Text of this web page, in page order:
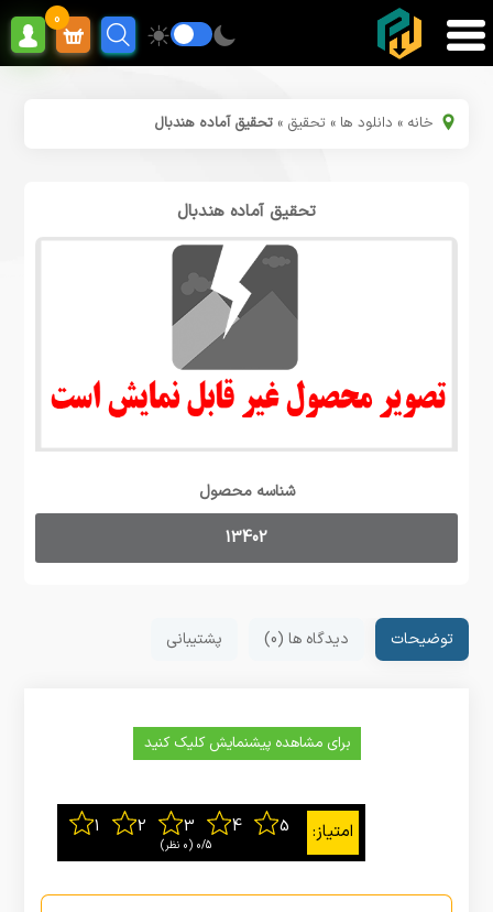
0
خانه » دانلود ها » تحقیق »تحقیق آماده هندبال
تحقیق آماده هندبال
شناسه محصول
13402
توضیحات دیدگاه ها (0) پشتیبانی
برای مشاهده پیشنمایش کلیک کنید
0/5 ‫(0 نظر)